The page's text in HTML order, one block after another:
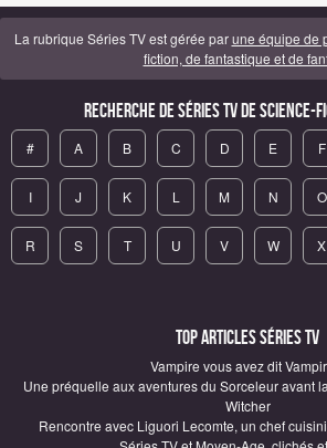
La rubrique Séries TV est gérée parune équipe de
fiction, de fantastique et de
Recherche de Séries TV de science-
# A B C D E F
I J K L M N O
R S T U V W X
Top articles Séries TV
Vampire vous avez dit
Une préquelle aux aventures du Sorceleur avant
Witcher
Rencontre avec Liguori Lecomte, un chef